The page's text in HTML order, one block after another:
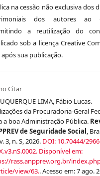
na cessão não exclusiva dos
dos autores ao
a reutilização do
sob a licença Creative
após sua publicação.
Citar
LIMA, Fábio Lucas.
da Procuradoria-Geral
a boa Administração Pública.
de Seguridade Social,
3, n. S, 2026. DOI: 10.70444/
Disponível em:
rass.anpprev.org.br/
view/63.. Acesso em: 7 ago.